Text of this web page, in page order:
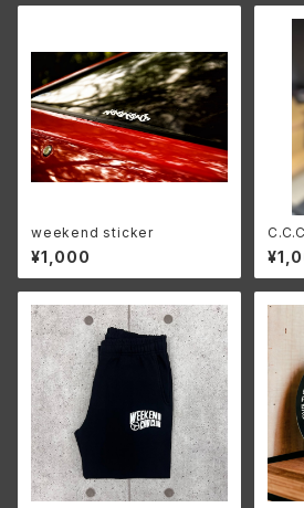
weekend sticker
¥1,000